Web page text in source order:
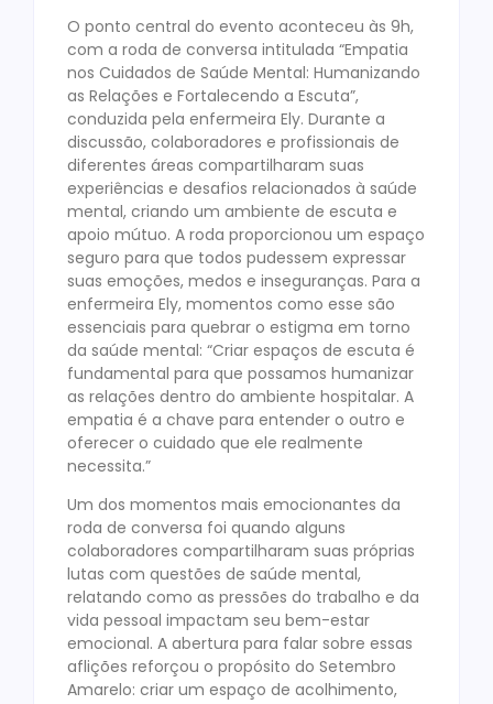
O ponto central do evento aconteceu às 9h,
com a roda de conversa intitulada “Empatia
nos Cuidados de Saúde Mental: Humanizando
as Relações e Fortalecendo a Escuta”,
conduzida pela enfermeira Ely. Durante a
discussão, colaboradores e profissionais de
diferentes áreas compartilharam suas
experiências e desafios relacionados à saúde
mental, criando um ambiente de escuta e
apoio mútuo. A roda proporcionou um espaço
seguro para que todos pudessem expressar
suas emoções, medos e inseguranças. Para a
enfermeira Ely, momentos como esse são
essenciais para quebrar o estigma em torno
da saúde mental: “Criar espaços de escuta é
fundamental para que possamos humanizar
as relações dentro do ambiente hospitalar. A
empatia é a chave para entender o outro e
oferecer o cuidado que ele realmente
necessita.”
Um dos momentos mais emocionantes da
roda de conversa foi quando alguns
colaboradores compartilharam suas próprias
lutas com questões de saúde mental,
relatando como as pressões do trabalho e da
vida pessoal impactam seu bem-estar
emocional. A abertura para falar sobre essas
aflições reforçou o propósito do Setembro
Amarelo: criar um espaço de acolhimento,